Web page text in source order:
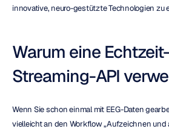
innovative, neuro-gestützte Technologien zu
Warum eine
Streaming-API
Wenn Sie schon einmal mit EEG-Daten
vielleicht an den Workflow „Aufzeichnen